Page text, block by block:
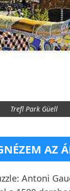
Trefl Park Güell
AZ
Antoni